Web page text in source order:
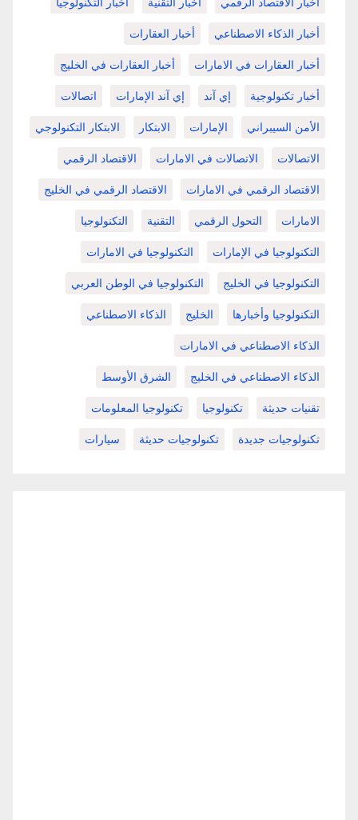
أخبار الذكاء الاصطناعي أخبار العقارات
أخبار العقارات في الامارات أخبار العقارات في الخليج
أخبار تكنولوجية إي آند إي آند الإمارات اتصالات
الأمن السيبراني الإمارات الابتكار الابتكار التكنولوجي
الاتصالات الاتصالات في الامارات الاقتصاد الرقمي
الاقتصاد الرقمي في الامارات الاقتصاد الرقمي في الخليج
الامارات التحول الرقمي التقنية التكنولوجيا
التكنولوجيا في الإمارات التكنولوجيا في الامارات
التكنولوجيا في الخليج التكنولوجيا في الوطن العربي
التكنولوجيا وأخبارها الخليج الذكاء الاصطناعي
الذكاء الاصطناعي في الامارات
الذكاء الاصطناعي في الخليج الشرق الأوسط
تقنيات حديثة تكنولوجيا تكنولوجيا المعلومات
تكنولوجيات جديدة تكنولوجيات حديثة سيارات